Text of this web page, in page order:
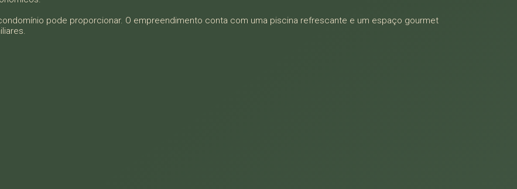
pode proporcionar. O empreendimento conta com uma piscina refrescante e um espaço gourmet